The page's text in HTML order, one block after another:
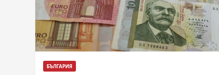
БЪЛГАРИЯ